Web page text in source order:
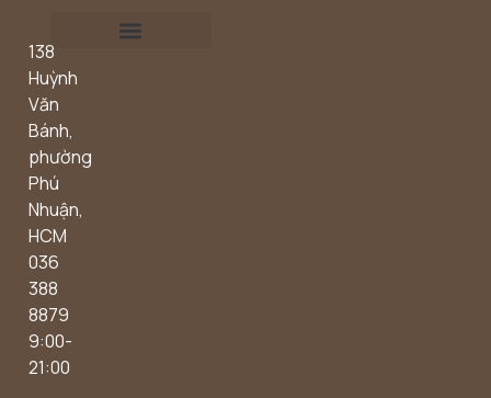
138
Huỳnh
Văn
Bánh,
phường
Phú
Nhuận,
HCM
036
388
8879
9:00-
21:00